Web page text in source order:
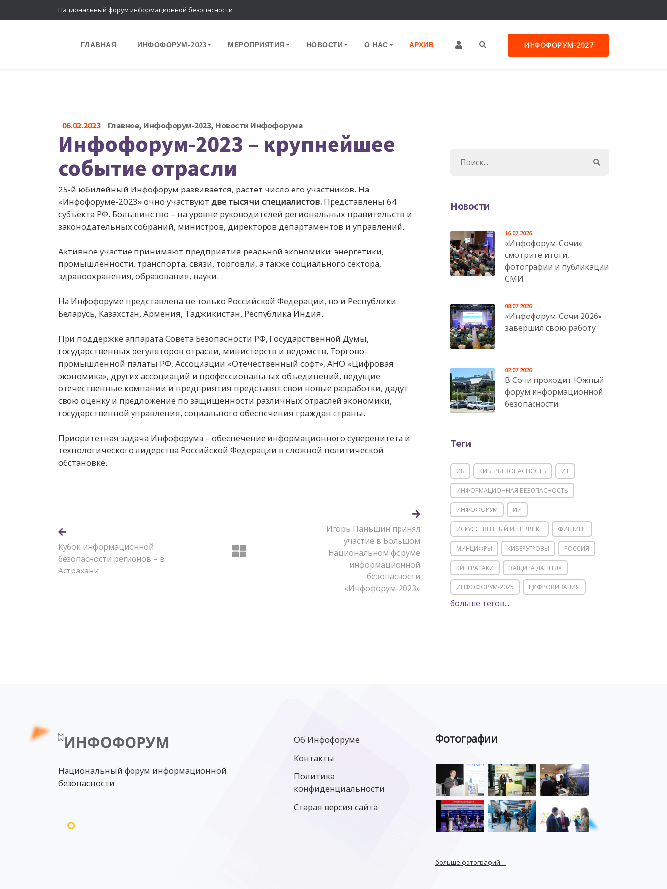
Национальный форум информационной безопасности
ГЛАВНАЯ ИНФОФОРУМ-2023 МЕРОПРИЯТИЯ НОВОСТИ О НАС АРХИВ ИНФОФОРУМ-2027
06.02.2023 Главное, Инфофорум-2023, Новости Инфофорума
Инфофорум-2023 – крупнейшее
событие отрасли
25-й юбилейный Инфофорум развивается, растет число его участников. На
«Инфофоруме-2023» очно участвуют две тысячи специалистов. Представлены 64
субъекта РФ. Большинство – на уровне руководителей региональных правительств и
законодательных собраний, министров, директоров департаментов и управлений.
Активное участие принимают предприятия реальной экономики: энергетики,
промышленности, транспорта, связи, торговли, а также социального сектора,
здравоохранения, образования, науки.
На Инфофоруме представлена не только Российской Федерации, но и Республики
Беларусь, Казахстан, Армения, Таджикистан, Республика Индия.
При поддержке аппарата Совета Безопасности РФ, Государственной Думы,
государственных регуляторов отрасли, министерств и ведомств, Торгово-
промышленной палаты РФ, Ассоциации «Отечественный софт», АНО «Цифровая
экономика», других ассоциаций и профессиональных объединений, ведущие
отечественные компании и предприятия представят свои новые разработки, дадут
свою оценку и предложение по защищенности различных отраслей экономики,
государственной управления, социального обеспечения граждан страны.
Приоритетная задача Инфофорума – обеспечение информационного суверенитета и
технологического лидерства Российской Федерации в сложной политической
обстановке.
Кубок информационной
безопасности регионов – в
Астрахани
Игорь Паньшин принял
участие в Большом
Национальном форуме
информационной
безопасности
«Инфофорум-2023»
Новости
«Инфофорум-Сочи»:
смотрите итоги,
фотографии и публикации
СМИ
16.07.2026
«Инфофорум-Сочи 2026»
завершил свою работу
08.07.2026
В Сочи проходит Южный
форум информационной
безопасности
02.07.2026
Теги
ИБ КИБЕРБЕЗОПАСНОСТЬ ИТ
ИНФОРМАЦИОННАЯ БЕЗОПАСНОСТЬ
ИНФОФОРУМ ИИ
ИСКУССТВЕННЫЙ ИНТЕЛЛЕКТ ФИШИНГ
МИНЦИФРЫ КИБЕРУГРОЗЫ РОССИЯ
КИБЕРАТАКИ ЗАЩИТА ДАННЫХ
ИНФОФОРУМ-2025 ЦИФРОВИЗАЦИЯ
КИИ ИТ-ИНФРАСТРУКТУРА
ЦИФРОВАЯ БЕЗОПАСНОСТЬ
ГОСУСЛУГИ СОЧИ ТЕХНОЛОГИИ
ТЮМЕНЬ SOC DDOS-АТАКИ
ЛАБОРАТОРИЯ КАСПЕРСКОГО»
МИНЦИФРЫ РОССИИ
больше тегов...
Национальный форум информационной
безопасности
Об Инфофоруме
Контакты
Политика
конфиденциальности
Старая версия сайта
Фотографии
больше фотографий…